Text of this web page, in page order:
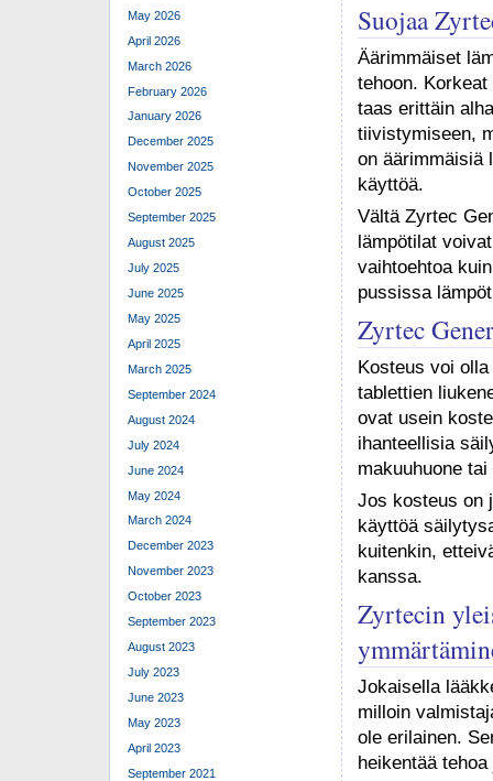
Suojaa
Äärimmäiset
tehoon.
taas erittäin
tiivistymiseen,
on äärimmäisiä
käyttöä.
Vältä Zyrtec
lämpötilat
vaihtoehtoa
pussissa
Zyrtec
Kosteus voi
tablettien
ovat usein
ihanteellisia
makuuhuone
Jos kosteus on
käyttöä
kuitenkin,
kanssa.
Zyrtecin
Jokaisella
milloin
ole erilainen.
heikentää
May 2026
April 2026
March 2026
February 2026
January 2026
December 2025
November 2025
October 2025
September 2025
August 2025
July 2025
June 2025
May 2025
April 2025
March 2025
September 2024
August 2024
July 2024
June 2024
May 2024
March 2024
December 2023
November 2023
October 2023
September 2023
August 2023
July 2023
June 2023
May 2023
April 2023
September 2021